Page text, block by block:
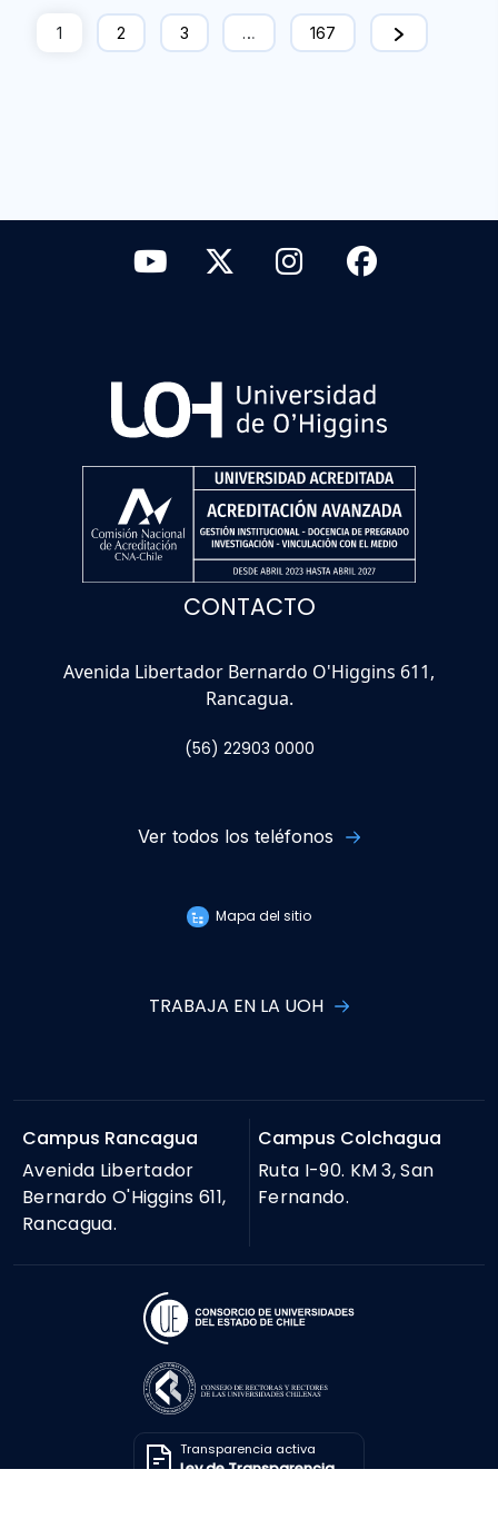
1 2 3 … 167
CONTACTO
Avenida Libertador Bernardo O'Higgins 611,
Rancagua.
(56) 22903 0000
Ver todos los teléfonos
Mapa del sitio
TRABAJA EN LA UOH
Campus Rancagua
Avenida Libertador
Bernardo O'Higgins 611,
Rancagua.
Campus Colchagua
Ruta I-90. KM 3, San
Fernando.
Transparencia activa
Ley de Transparencia